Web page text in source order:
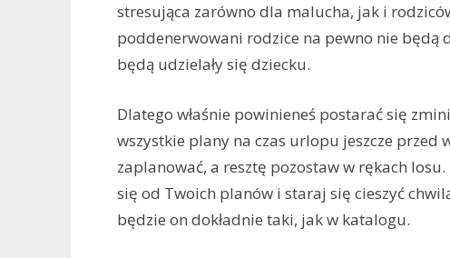
stresująca zarówno dla malucha, jak i
poddenerwowani rodzice na pewno nie będą
będą udzielały się dziecku.
Dlatego właśnie powinieneś postarać się
wszystkie plany na czas urlopu jeszcze przed
zaplanować, a resztę pozostaw w rękach
się od Twoich planów i staraj się cieszyć
będzie on dokładnie taki, jak w katalogu.